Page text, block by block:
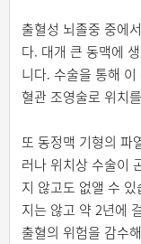
출혈성 뇌졸중 중에
다. 대개 큰 동맥에
니다. 수술을 통해
혈관 조영술로 위치
또 동정맥 기형의 파
러나 위치상 수술이
지 않고도 없앨 수
지는 않고 약 2년에
출혈의 위험을 감수